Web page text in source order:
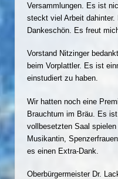
Versammlungen. Es ist
steckt viel Arbeit
Dankeschön. Es freut
Vorstand Nitzinger
beim Vorplattler. Es ist
einstudiert zu haben.
Wir hatten noch eine
Brauchtum im Bräu. Es
vollbesetzten Saal
Musikantin,
es einen Extra-Dank.
Oberbürgermeister Dr.